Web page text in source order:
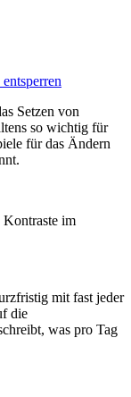
Setzen von
so wichtig für
für das Ändern
Kontraste im
mit fast jeder
die
was pro Tag